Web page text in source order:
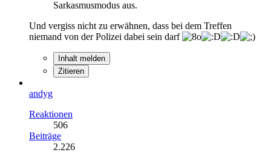
Sarkasmusmodus aus.
Und vergiss nicht zu erwähnen, dass bei dem Treffen
niemand von der Polizei dabei sein darf
Inhalt melden
Zitieren
andyg
Reaktionen
506
Beiträge
2.226